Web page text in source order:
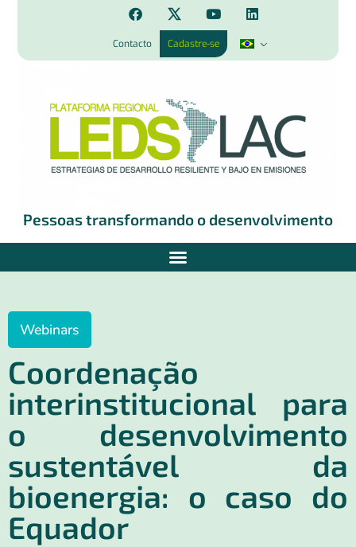
Contacto Cadastre-se
Pessoas transformando o desenvolvimento
Webinars
Coordenação
interinstitucional para
o desenvolvimento
sustentável da
bioenergia: o caso do
Equador